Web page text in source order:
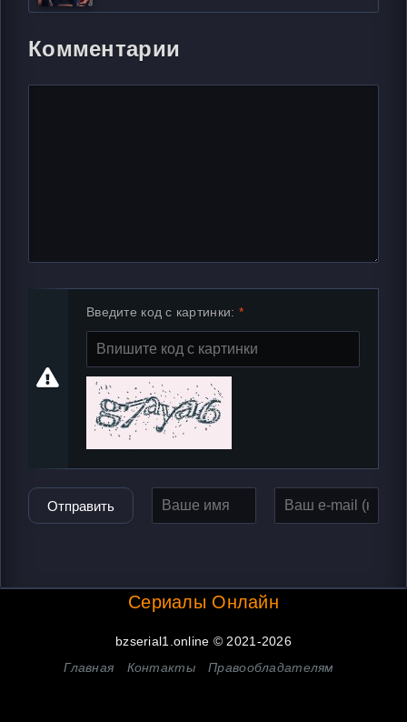
Комментарии
Введите код с картинки:
Отправить
Сериалы Онлайн
bzserial1.online © 2021-2026
Главная
Контакты Правообладателям